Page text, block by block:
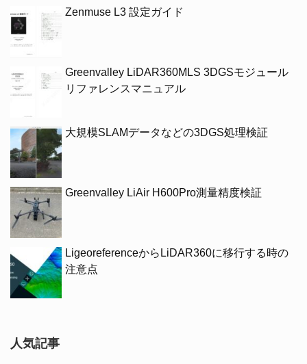
Zenmuse L3 設定ガイド
Greenvalley LiDAR360MLS 3DGSモジュール
リファレンスマニュアル
大規模SLAMデータなどの3DGS処理検証
Greenvalley LiAir H600Pro測量精度検証
LigeoreferenceからLiDAR360に移行する時の
注意点
人気記事